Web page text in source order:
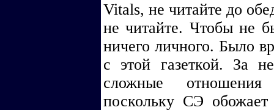
Vitals, не читайте до
не читайте. Чтобы не
ничего личного. Было
с этой газеткой. За
сложные
поскольку СЭ